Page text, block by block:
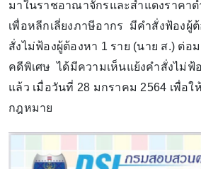
มาในราชอาณาจักรและสำแดงราคาต่
เพื่อหลีกเลี่ยงภาษีอากร มีคำสั่งฟ้องผู้
สั่งไม่ฟ้องผู้ต้องหา 1 ราย (นาย ส.) ต่
คดีพิเศษ ได้มีความเห็นแย้งคำสั่งไม่ฟ้
แล้ว เมื่อวันที่ 28 มกราคม 2564 เพื่อ
กฎหมาย